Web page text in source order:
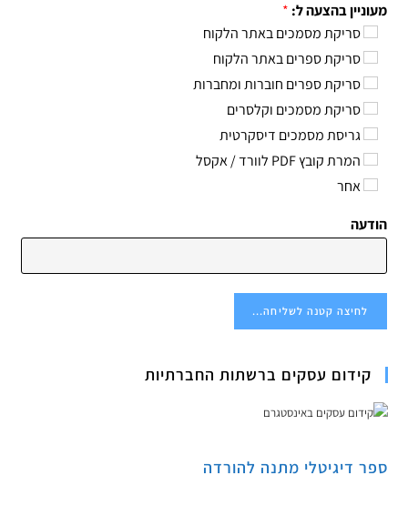
מעוניין בהצעה ל: *
סריקת מסמכים באתר הלקוח
סריקת ספרים באתר הלקוח
סריקת ספרים חוברות ומחברות
סריקת מסמכים וקלסרים
גריסת מסמכים דיסקרטית
המרת קובץ PDF לוורד / אקסל
אחר
הודעה
לחיצה קטנה לשליחה...
קידום עסקים ברשתות החברתיות
ספר דיגיטלי מתנה להורדה